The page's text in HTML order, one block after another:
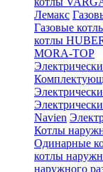
Лемакс
Газовые
котлы
MORA-TOP
Navien
Котлы
Одинарные
котлы
наружного